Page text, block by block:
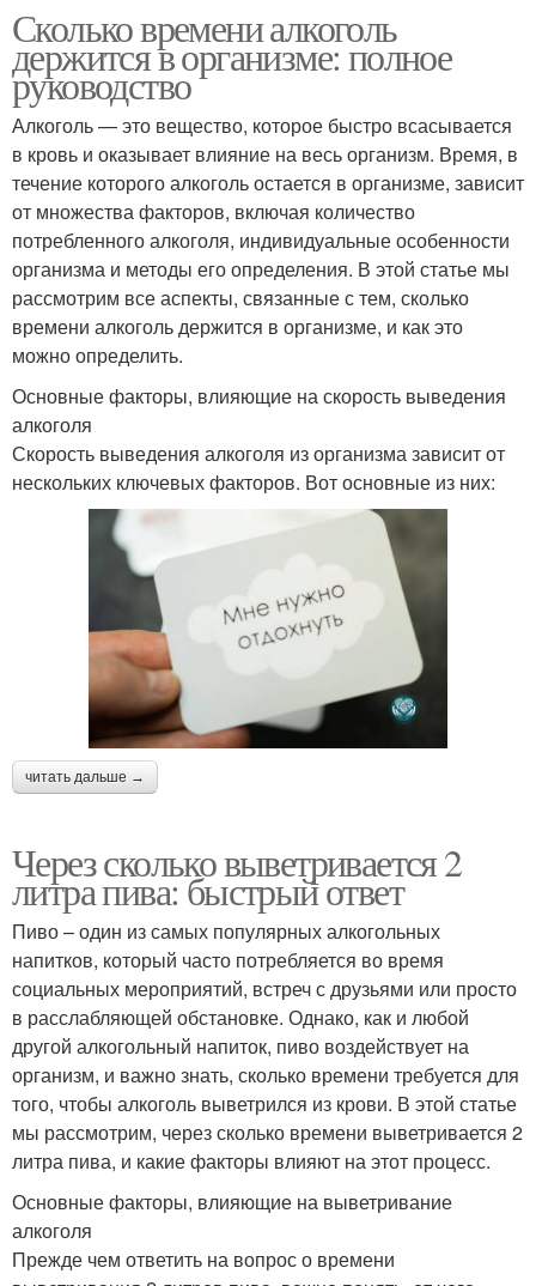
Сколько времени алкоголь
держится в организме: полное
руководство
Алкоголь — это вещество, которое быстро всасывается
в кровь и оказывает влияние на весь организм. Время, в
течение которого алкоголь остается в организме, зависит
от множества факторов, включая количество
потребленного алкоголя, индивидуальные особенности
организма и методы его определения. В этой статье мы
рассмотрим все аспекты, связанные с тем, сколько
времени алкоголь держится в организме, и как это
можно определить.
Основные факторы, влияющие на скорость выведения
алкоголя
Скорость выведения алкоголя из организма зависит от
нескольких ключевых факторов. Вот основные из них:
читать дальше →
Через сколько выветривается 2
литра пива: быстрый ответ
Пиво – один из самых популярных алкогольных
напитков, который часто потребляется во время
социальных мероприятий, встреч с друзьями или просто
в расслабляющей обстановке. Однако, как и любой
другой алкогольный напиток, пиво воздействует на
организм, и важно знать, сколько времени требуется для
того, чтобы алкоголь выветрился из крови. В этой статье
мы рассмотрим, через сколько времени выветривается 2
литра пива, и какие факторы влияют на этот процесс.
Основные факторы, влияющие на выветривание
алкоголя
Прежде чем ответить на вопрос о времени